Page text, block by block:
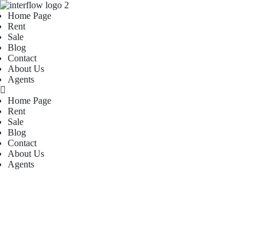
Home Page
Rent
Sale
Blog
Contact
About Us
Agents
Home Page
Rent
Sale
Blog
Contact
About Us
Agents